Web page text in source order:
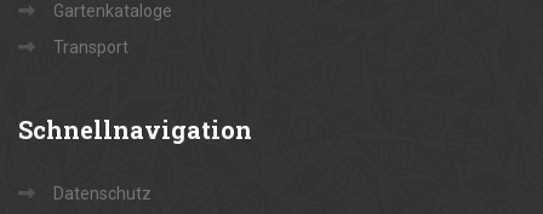
Gartenkataloge
Transport
Schnellnavigation
Datenschutz